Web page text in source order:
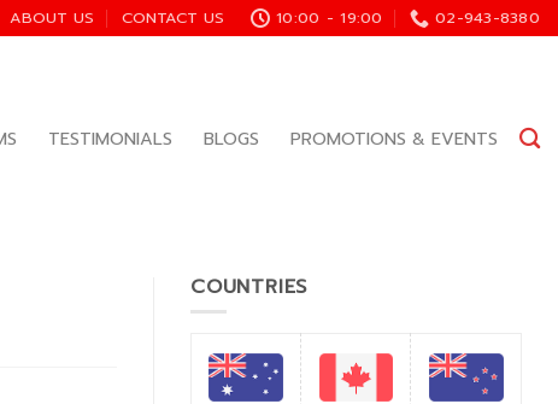
ABOUT US CONTACT US 10:00 - 19:00 02-943-8380
TESTIMONIALS BLOGS PROMOTIONS & EVENTS
COUNTRIES